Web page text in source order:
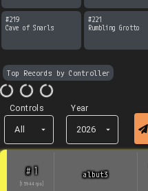
#219
Cave of Snarls
#221
Rumbling Grotto
Top Records by Controller
Controls
All
Year
2026
# 1
15944 rps
albut3